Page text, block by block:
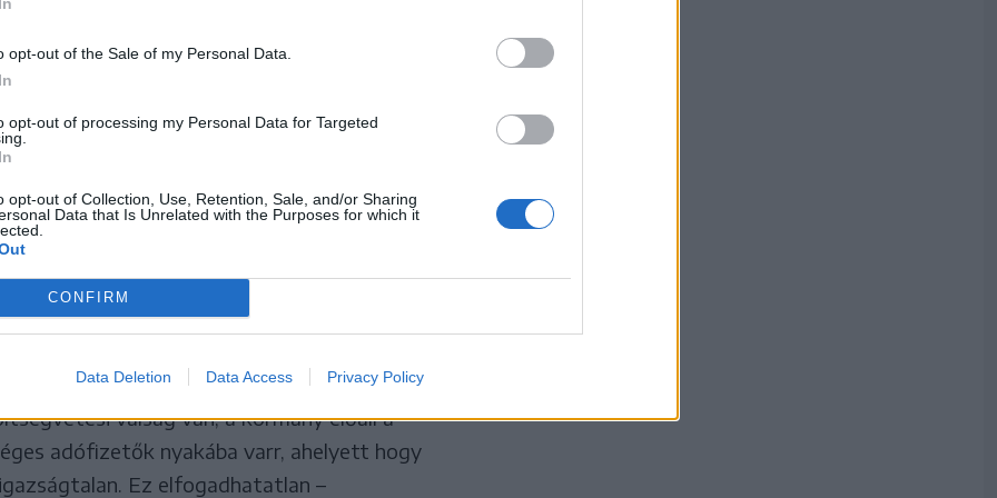
opt-out of the Sale of my Personal Data.
opt-out of processing my Personal Data for Targeted
opt-out of Collection, Use, Retention, Sale, and/or Sharing
Data that Is Unrelated with the Purposes for which it
CONFIRM
Data Deletion Data Access Privacy Policy
Lengyelország,
Szlovákia –
csökkentette az
a rendszer gyenge pontjait, mint például
húzzák az időt. Mert óriási nyomást
amelyek milliárdos feketegazdaságot
válság van, a kormány előáll a
adófizetők nyakába varr, ahelyett hogy
Ez elfogadhatatlan –